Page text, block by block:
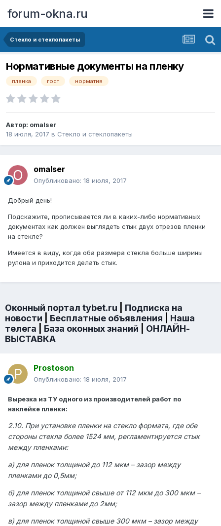
forum-okna.ru
Стекло и стеклопакеты
Нормативные документы на пленку
пленка гост норматив
Автор: omalser
18 июля, 2017 в Стекло и стеклопакеты
omalser
Опубликовано: 18 июля, 2017
Добрый день!
Подскажите, прописывается ли в каких-либо нормативных
документах как должен выглядеть стык двух отрезов пленки
на стекле?
Имеется в виду, когда оба размера стекла больше ширины
рулона и приходится делать стык.
Оконный портал tybet.ru
Подписка на
новости
Бесплатные объявления
Наша
телега
База оконных знаний
ОНЛАЙН-
ВЫСТАВКА
Prostoson
Опубликовано: 18 июля, 2017
Вырезка из ТУ одного из производителей работ по
наклейке пленки:
2.10. При установке пленки на стекло формата, где обе
стороны стекла более 1524 мм, регламентируется стык
между пленками:
а) для пленок толщиной до 112 мкм – зазор между
пленками до 0,5мм;
б) для пленок толщиной свыше от 112 мкм до 300 мкм –
зазор между пленками до 2мм;
в) для пленок толщиной свыше 300 мкм – зазор между